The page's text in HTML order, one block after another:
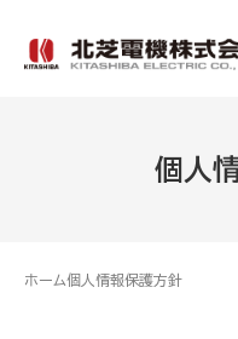
個人
ホーム個人情報保護方針